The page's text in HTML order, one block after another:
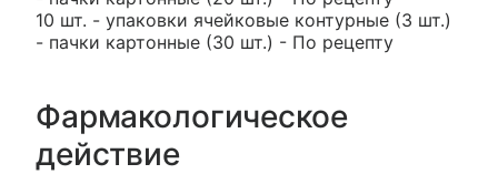
10 шт. - упаковки ячейковые контурные (3 шт.)
- пачки картонные (30 шт.) - По рецепту
Фармакологическое
действие